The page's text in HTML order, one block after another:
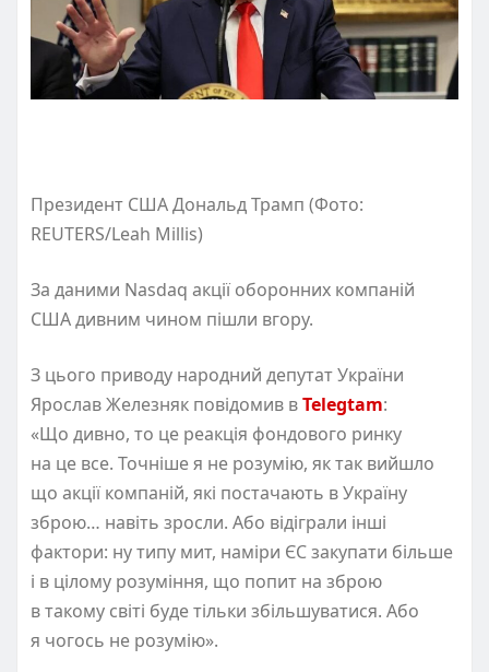
Президент США Дональд Трамп (Фото:
REUTERS/Leah Millis)
За даними Nasdaq акції оборонних компаній
США дивним чином пішли вгору.
З цього приводу народний депутат України
Ярослав Железняк повідомив вTelegtam:
«Що дивно, то це реакція фондового ринку
на це все. Точніше я не розумію, як так вийшло
що акції компаній, які постачають в Україну
зброю… навіть зросли. Або відіграли інші
фактори: ну типу мит, наміри ЄС закупати більше
і в цілому розуміння, що попит на зброю
в такому світі буде тільки збільшуватися. Або
я чогось не розумію».